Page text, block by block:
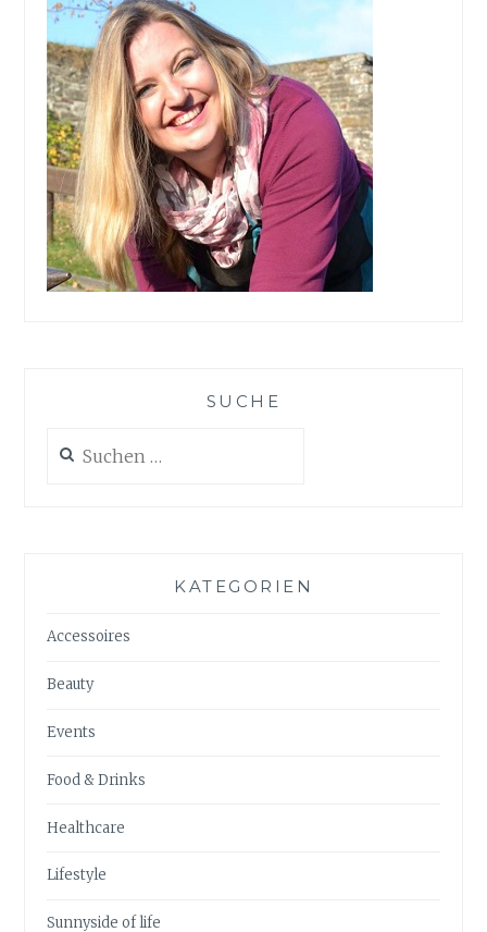
SUCHE
nach:
KATEGORIEN
Accessoires
Beauty
Events
Food & Drinks
Healthcare
Lifestyle
Sunnyside of life